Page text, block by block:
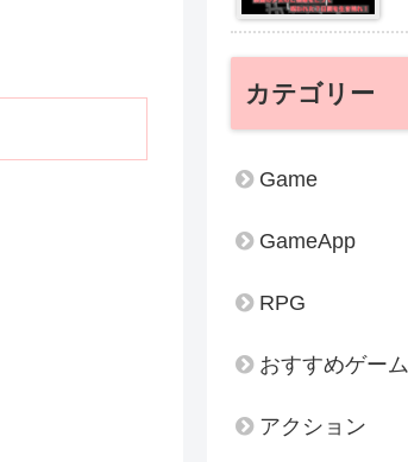
カテゴリー
Game
GameApp
RPG
おすすめゲーム
アクション